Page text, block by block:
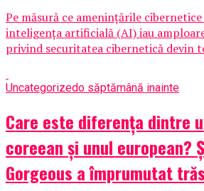
Pe măsură ce amenințările
inteligența artificială (AI) iau
privind securitatea cibernetică devin
Uncategorizedo săptămână inainte
Care este diferența dintre
coreean și unul european?
Gorgeous a împrumutat